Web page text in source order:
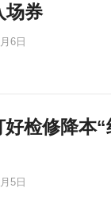
场券
6日
检修降本
5日